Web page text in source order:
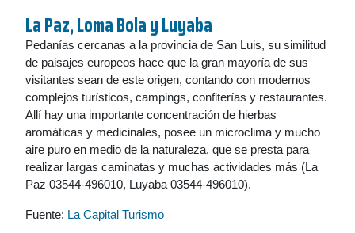
La Paz, Loma Bola y Luyaba
Pedanías cercanas a la provincia de San Luis, su similitud
de paisajes europeos hace que la gran mayoría de sus
visitantes sean de este origen, contando con modernos
complejos turísticos, campings, confiterías y restaurantes.
Allí hay una importante concentración de hierbas
aromáticas y medicinales, posee un microclima y mucho
aire puro en medio de la naturaleza, que se presta para
realizar largas caminatas y muchas actividades más (La
Paz 03544-496010, Luyaba 03544-496010).
Fuente: La Capital Turismo